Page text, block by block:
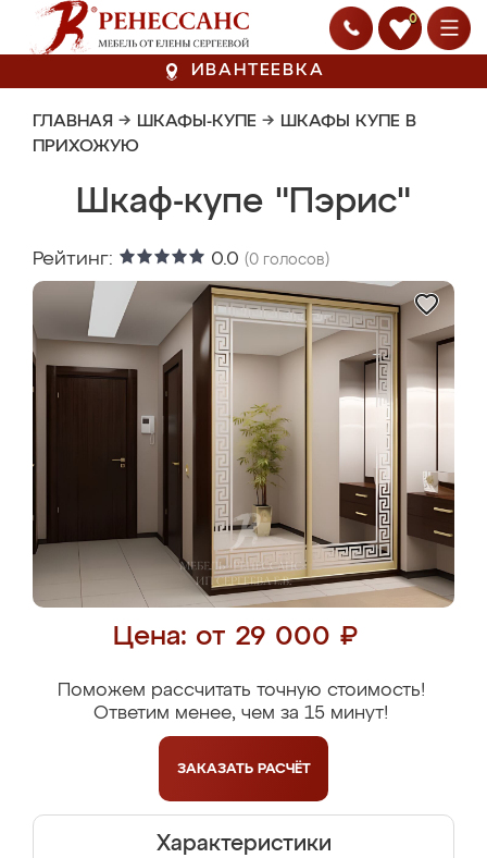
0
ИВАНТЕЕВКА
ГЛАВНАЯ → ШКАФЫ-КУПЕ → ШКАФЫ КУПЕ В
ПРИХОЖУЮ
Шкаф-купе "Пэрис"
Рейтинг: 0.0 (0 голосов)
Цена: от 29 000 ₽
Поможем рассчитать точную стоимость!
Ответим менее, чем за 15 минут!
ЗАКАЗАТЬ РАСЧЁТ
Характеристики